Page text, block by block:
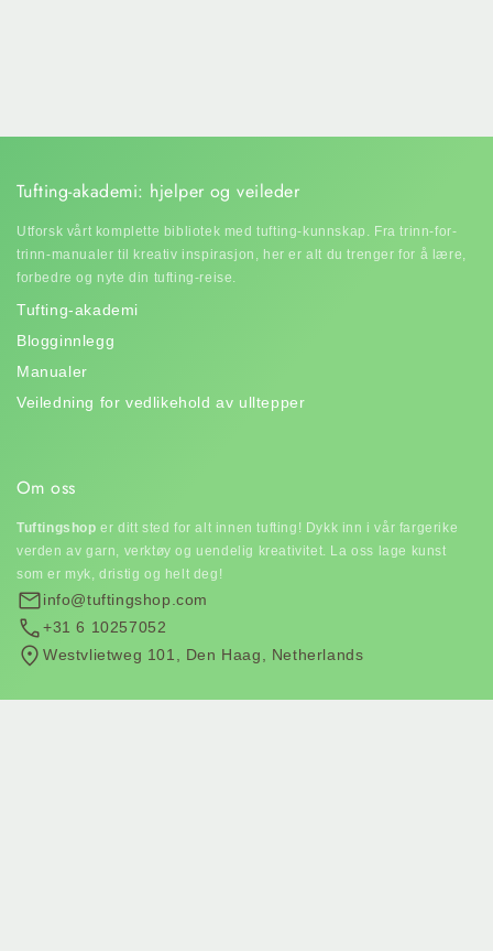
Tufting-akademi: hjelper og veileder
Utforsk vårt komplette bibliotek med tufting-kunnskap. Fra trinn-for-
trinn-manualer til kreativ inspirasjon, her er alt du trenger for å lære,
forbedre og nyte din tufting-reise.
Tufting-akademi
Blogginnlegg
Manualer
Veiledning for vedlikehold av ulltepper
Om oss
Tuftingshop er ditt sted for alt innen tufting! Dykk inn i vår fargerike
verden av garn, verktøy og uendelig kreativitet. La oss lage kunst
som er myk, dristig og helt deg!
info@tuftingshop.com
+31 6 10257052
Westvlietweg 101, Den Haag, Netherlands